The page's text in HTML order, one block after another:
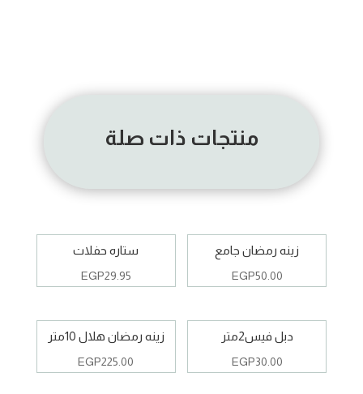
منتجات ذات صلة
زينه رمضان جامع
EGP50.00
ستاره حفلات
EGP29.95
دبل فيس2متر
EGP30.00
زينه رمضان هلال 10متر
EGP225.00